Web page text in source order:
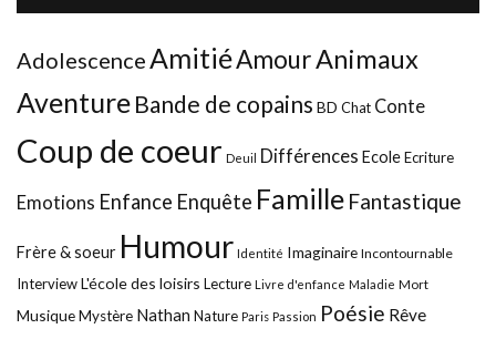
Adolescence AmitiéAmourAnimaux
Aventure Bande de copains BD Chat Conte
Coup de coeur Deuil Différences EcoleEcriture
Emotions Enfance Enquête Famille Fantastique
Frère & soeur Humour Identité Imaginaire Incontournable
InterviewL'école des loisirs Lecture Livre d'enfance Maladie Mort
MusiqueMystère Nathan Nature Paris Passion Poésie Rêve